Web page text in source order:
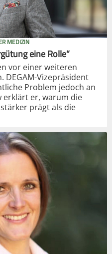
MEDIZIN
eine Rolle“
vor einer weiteren
DEGAM-Vizepräsident
Problem jedoch an
erklärt er, warum die
prägt als die